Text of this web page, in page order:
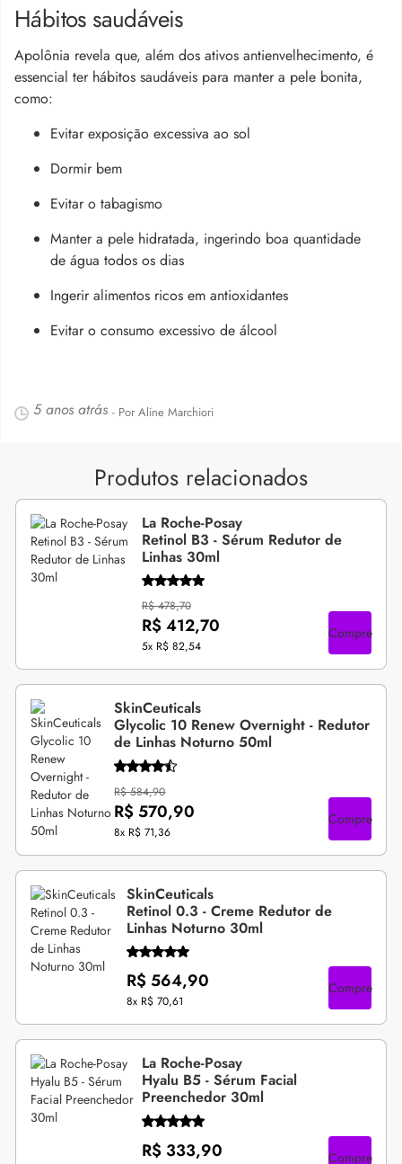
Hábitos saudáveis
Apolônia revela que, além dos ativos antienvelhecimento, é
essencial ter hábitos saudáveis para manter a pele bonita,
como:
Evitar exposição excessiva ao sol
Dormir bem
Evitar o tabagismo
Manter a pele hidratada, ingerindo boa quantidade
de água todos os dias
Ingerir alimentos ricos em antioxidantes
Evitar o consumo excessivo de álcool
5 anos atrás - Por Aline Marchiori
Produtos relacionados
La Roche-Posay
Retinol B3 - Sérum Redutor de
Linhas 30ml
R$ 478,70
R$ 412,70
5x R$ 82,54
Compre
SkinCeuticals
Glycolic 10 Renew Overnight - Redutor
de Linhas Noturno 50ml
R$ 584,90
R$ 570,90
8x R$ 71,36
Compre
SkinCeuticals
Retinol 0.3 - Creme Redutor de
Linhas Noturno 30ml
R$ 564,90
8x R$ 70,61
Compre
La Roche-Posay
Hyalu B5 - Sérum Facial
Preenchedor 30ml
R$ 333,90 Compre